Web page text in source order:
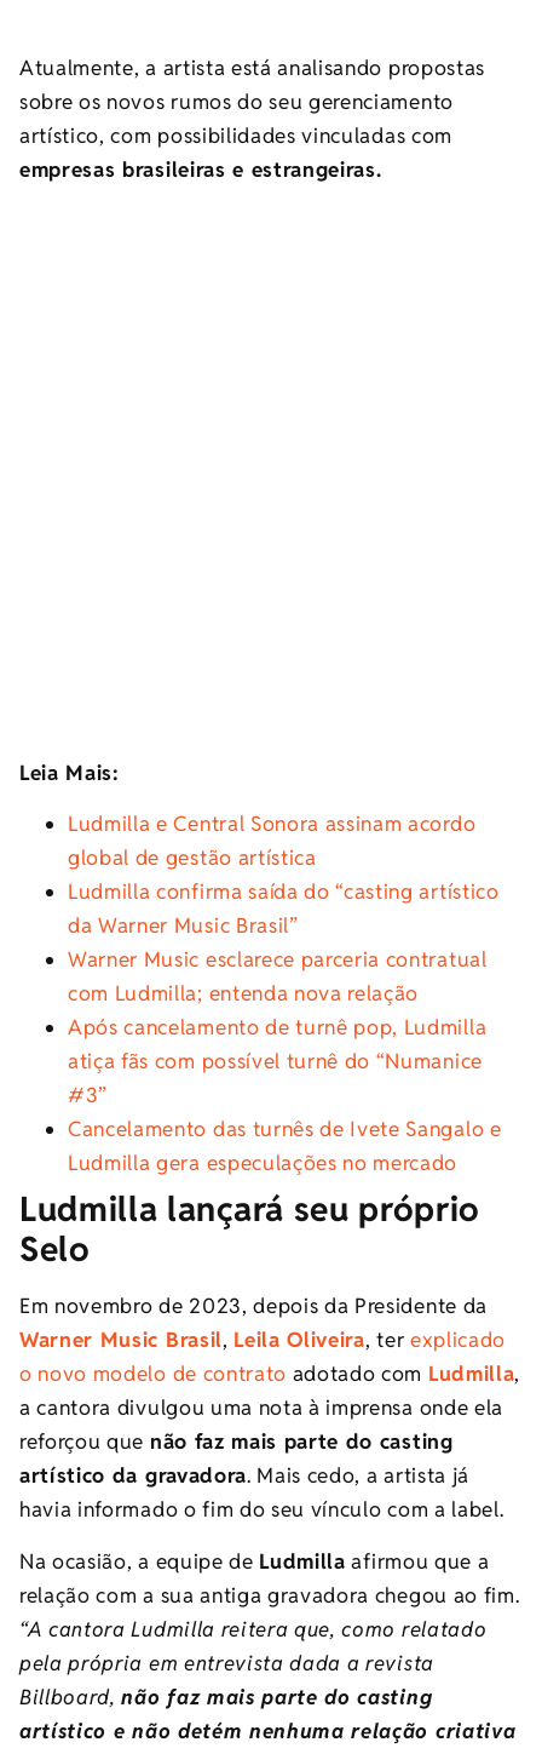
Atualmente, a artista está analisando propostas
sobre os novos rumos do seu gerenciamento
artístico, com possibilidades vinculadas com
empresas brasileiras e estrangeiras.
Leia Mais:
Ludmilla e Central Sonora assinam acordo
global de gestão artística
Ludmilla confirma saída do “casting artístico
da Warner Music Brasil”
Warner Music esclarece parceria contratual
com Ludmilla; entenda nova relação
Após cancelamento de turnê pop, Ludmilla
atiça fãs com possível turnê do “Numanice
#3”
Cancelamento das turnês de Ivete Sangalo e
Ludmilla gera especulações no mercado
Ludmilla lançará seu próprio
Selo
Em novembro de 2023, depois da Presidente da
Warner Music Brasil, Leila Oliveira, ter explicado
o novo modelo de contrato adotado com Ludmilla,
a cantora divulgou uma nota à imprensa onde ela
reforçou que não faz mais parte do casting
artístico da gravadora. Mais cedo, a artista já
havia informado o fim do seu vínculo com a label.
Na ocasião, a equipe de Ludmilla afirmou que a
relação com a sua antiga gravadora chegou ao fim.
“A cantora Ludmilla reitera que, como relatado
pela própria em entrevista dada a revista
Billboard,não faz mais parte do casting
artístico e não detém nenhuma relação criativa